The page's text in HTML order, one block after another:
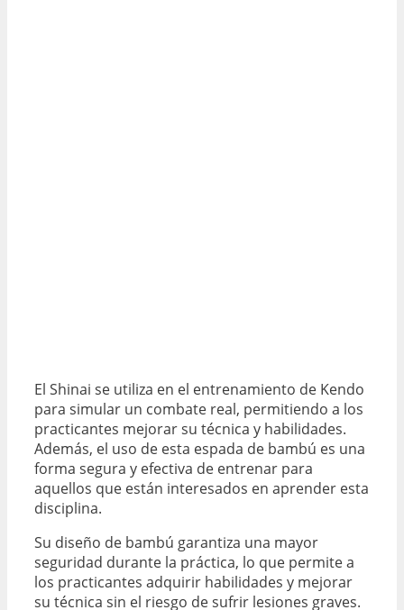
El Shinai se utiliza en el entrenamiento de Kendo
para simular un combate real, permitiendo a los
practicantes mejorar su técnica y habilidades.
Además, el uso de esta espada de bambú es una
forma segura y efectiva de entrenar para
aquellos que están interesados en aprender esta
disciplina.
Su diseño de bambú garantiza una mayor
seguridad durante la práctica, lo que permite a
los practicantes adquirir habilidades y mejorar
su técnica sin el riesgo de sufrir lesiones graves.